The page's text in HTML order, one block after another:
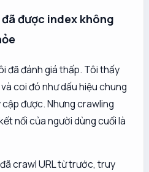
được index không
đã đánh giá thấp. Tôi thấy
coi đó như dấu hiệu chung
được. Nhưng crawling
nối của người dùng cuối là
crawl URL từ trước, truy